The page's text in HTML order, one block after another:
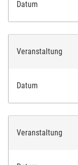
Datum
Veranstaltung
Datum
Veranstaltung